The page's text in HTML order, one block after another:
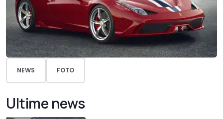
NEWS FOTO
Ultime news